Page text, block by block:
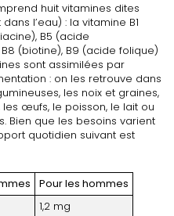
huit vitamines dites
l’eau) : la vitamine B1
B5 (acide
(biotine), B9 (acide folique)
sont assimilées par
: on les retrouve dans
les noix et graines,
œufs, le poisson, le lait ou
Bien que les besoins varient
quotidien suivant est
Pour les hommes
1,2 mg